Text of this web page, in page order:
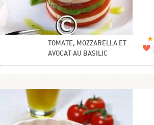
TOMATE, MOZZARELLA ET
AVOCAT AU BASILIC